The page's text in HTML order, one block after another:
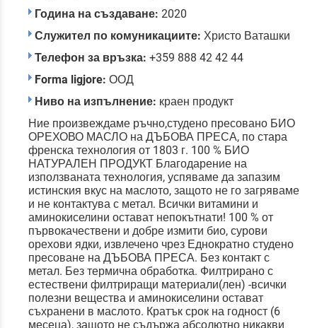
Година на създаване: 2020
Служител по комуникациите: Христо Ваташки
Телефон за връзка: +359 888 42 42 44
Forma ligjore: ООД
Ниво на изпълнение: краен продукт
Ние произвеждаме ръчно,студено пресовано БИО
ОРЕХОВО МАСЛО на ДЪБОВА ПРЕСА, по стара
френска технология от 1803 г. 100 % БИО
НАТУРАЛЕН ПРОДУКТ Благодарение на
използваната технология, успяваме да запазим
истинския вкус на маслото, защото не го загряваме
и не контактува с метал. Всички витамини и
аминокиселини остават непокътнати! 100 % от
първокачествени и добре измити био, сурови
орехови ядки, извлечено чрез Еднократно студено
пресоване на ДЪБОВА ПРЕСА. Без контакт с
метал. Без термична обработка. Филтрирано с
естествени филтриращи материали(лен) -всички
полезни вещества и аминокиселини остават
съхранени в маслото. Кратък срок на годност (6
месеца), защото не съдържа абсолютно никакви